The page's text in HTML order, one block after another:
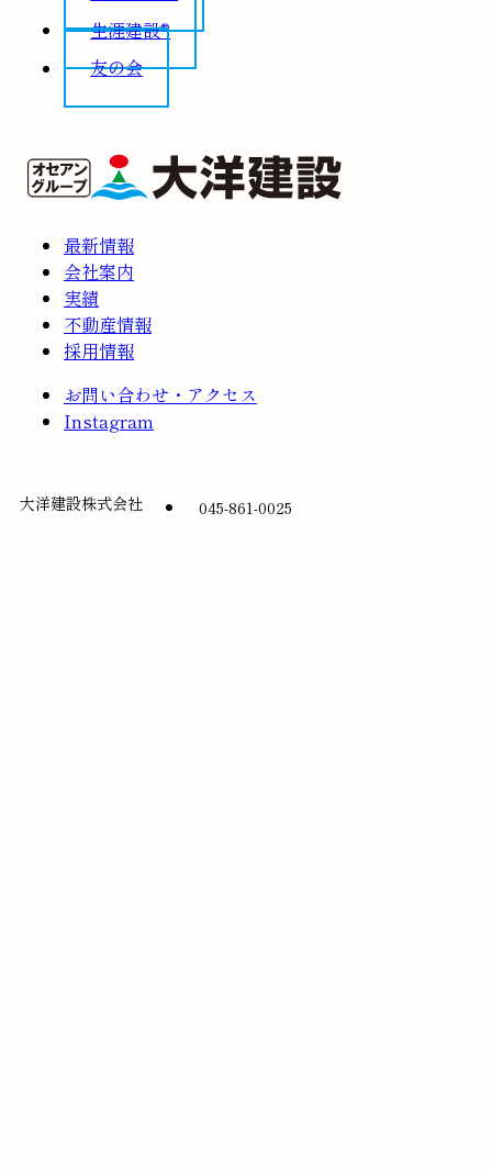
生涯建設®
友の会
最新情報
会社案内
実績
不動産情報
採用情報
お問い合わせ・アクセス
Instagram
大洋建設株式会社 045-861-0025